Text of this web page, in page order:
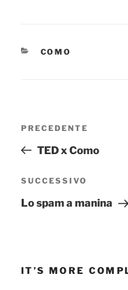
CATEGORIE
COMO
Articolo
precedente:
PRECEDENTE
TED x Como
Articolo
successivo
SUCCESSIVO
Lo spam a manina
IT’S MORE